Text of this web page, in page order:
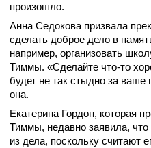
произошло.
Анна Седокова призвала
сделать доброе дело в
например, организовать
Тиммы. «Сделайте что-то
будет не так стыдно за ваше
она.
Екатерина Гордон, которая
Тиммы, недавно заявила,
из дела, поскольку считают